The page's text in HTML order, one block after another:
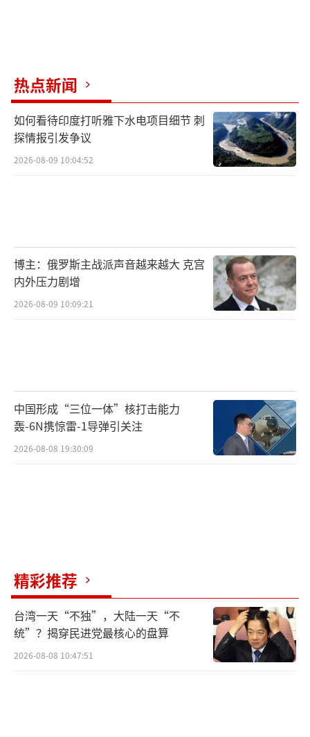
热点新闻
如何看待印度打听雅下水电项目细节 刺
探情报引发争议
2026-08-09 10:04:52
博主：俄罗斯主战派声音越来越大 克宫
内外压力剧增
2026-08-09 10:09:21
中国形成“三位一体”核打击能力
轰-6N携惊雷-1导弹引关注
2026-08-08 19:30:09
精彩推荐
台湾一天“不独”，大陆一天“不
统”？揭穿民进党最核心的盘算
2026-08-08 10:47:51